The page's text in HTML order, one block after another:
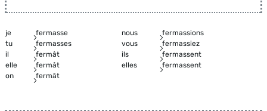
je fermasse nous
fermassions
tu
fermasses vous
fermassiez
il
fermât ils
fermassent
elle
fermât elles
fermassent
on
fermât